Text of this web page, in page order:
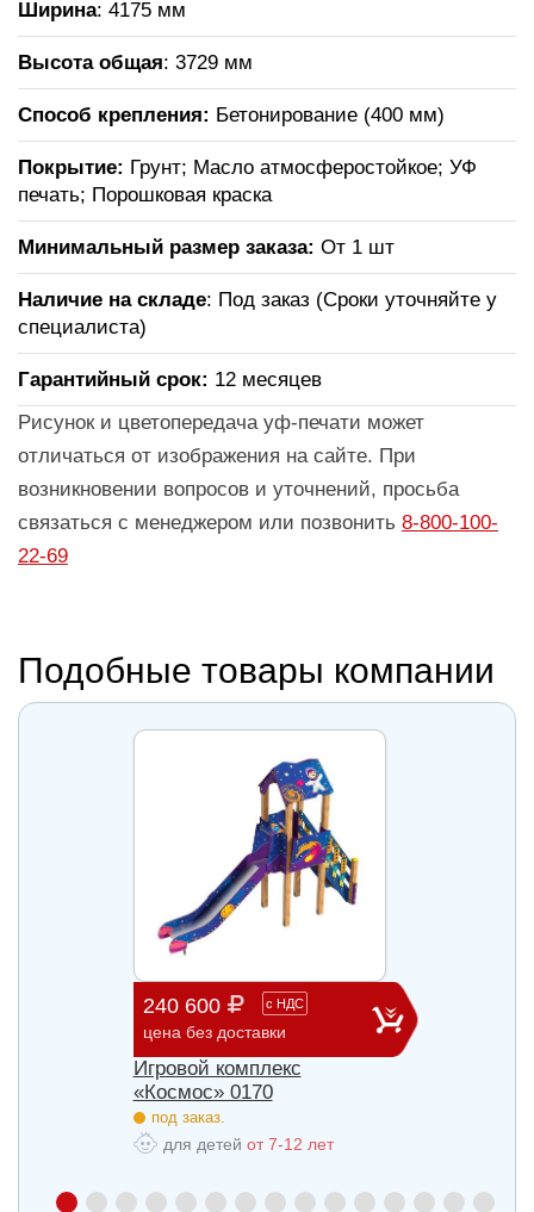
Ширина: 4175 мм
Высота общая: 3729 мм
Способ крепления: Бетонирование (400 мм)
Покрытие: Грунт; Масло атмосферостойкое; УФ
печать; Порошковая краска
Минимальный размер заказа: От 1 шт
Наличие на складе: Под заказ (Сроки уточняйте у
специалиста)
Гарантийный срок: 12 месяцев
Рисунок и цветопередача уф-печати может
отличаться от изображения на сайте. При
возникновении вопросов и уточнений, просьба
связаться с менеджером или позвонить 8-800-100-
22-69
Подобные товары компании
240 600 с НДС
цена без доставки
Игровой комплекс
«Космос» 0170
под заказ.
для детей от 7-12 лет